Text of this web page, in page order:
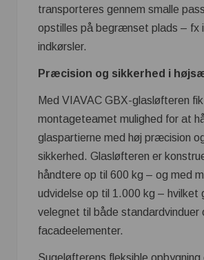
transporteres gennem smalle
opstilles på begrænset plads – fx
indkørsler.
Præcision og sikkerhed i
Med VIAVAC GBX-glasløfteren fik
montageteamet mulighed for at
glaspartierne med høj præcision
sikkerhed. Glasløfteren er
håndtere op til 600 kg – og med
udvidelse op til 1.000 kg – hvilket
velegnet til både standardvinduer
facadeelementer.
Sugeløfterens fleksible opbygning